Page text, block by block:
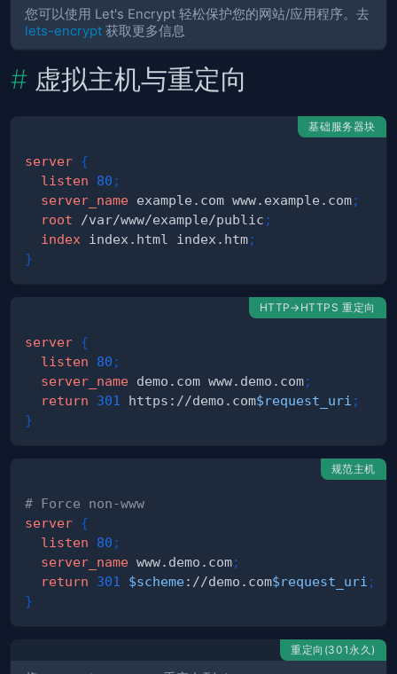
您可以使用 Let's Encrypt 轻松保护您的网站/应用程序。去
lets-encrypt 获取更多信息
虚拟主机与重定向
基础服务器块
server {
listen
80 ;
server_name example.com www.example.com;
root /var/www/example/public ;
index index.html index.htm;
}
HTTP→HTTPS 重定向
server {
listen
80 ;
server_name demo.com www.demo.com;
return
301 https://demo.com$request_uri ;
}
规范主机
# Force non-www
server {
listen
80 ;
server_name www.demo.com;
return
301 $scheme://demo.com$request_uri ;
}
重定向(301永久)